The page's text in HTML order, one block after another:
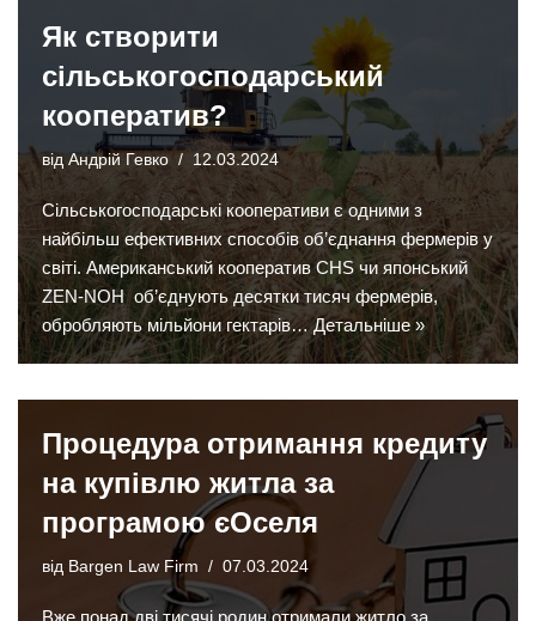
Як створити
сільськогосподарський
кооператив?
відАндрій Гевко 12.03.2024
Сільськогосподарські кооперативи є одними з
найбільш ефективних способів об’єднання фермерів у
світі. Американський кооператив CHS чи японський
ZEN-NOH об’єднують десятки тисяч фермерів,
обробляють мільйони гектарів…Детальніше »
Процедура отримання кредиту
на купівлю житла за
програмою єОселя
від Bargen Law Firm 07.03.2024